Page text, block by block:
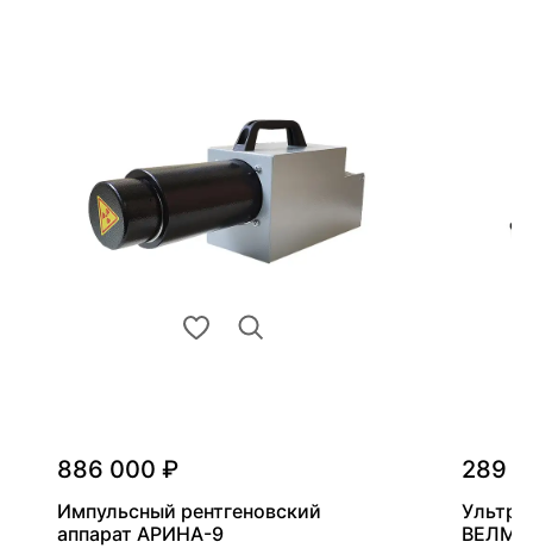
886 000 ₽
Импульсный рентгеновский
аппарат АРИНА-9
289